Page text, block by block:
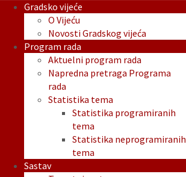
Gradsko vijeće
O Vijeću
Novosti Gradskog vijeća
Program rada
Aktuelni program rada
Napredna pretraga Programa
rada
Statistika tema
Statistika programiranih
tema
Statistika neprogramiranih
tema
Sastav